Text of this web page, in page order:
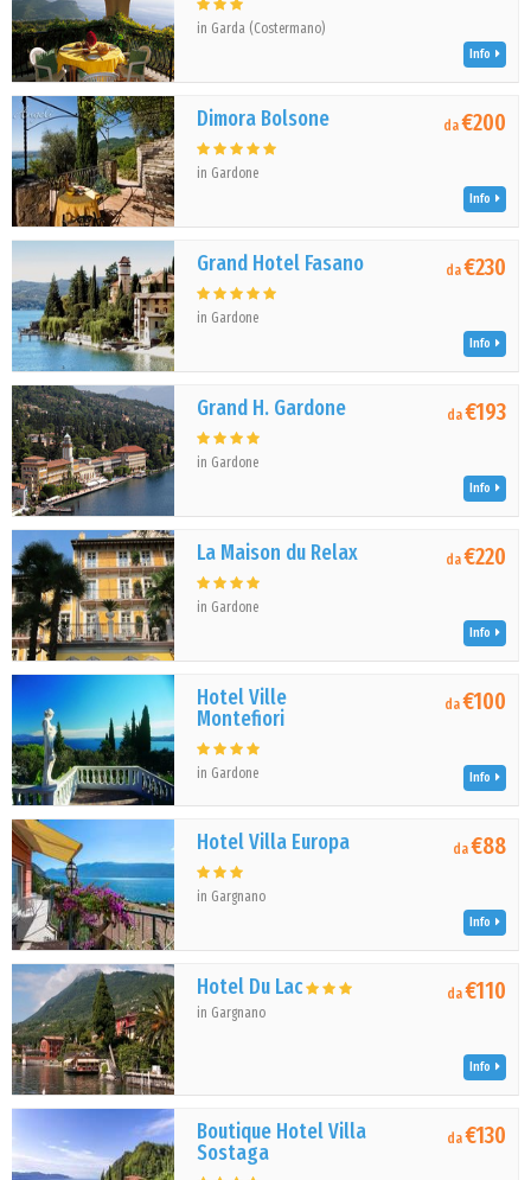
in Garda (Costermano)
Info
Dimora Bolsone
in Gardone
da€200
Info
Grand Hotel Fasano
in Gardone
da€230
Info
Grand H. Gardone
in Gardone
da€193
Info
La Maison du Relax
in Gardone
da€220
Info
Hotel Ville
Montefiori
in Gardone
da€100
Info
Hotel Villa Europa
in Gargnano
da€88
Info
Hotel Du Lac
in Gargnano
da€110
Info
Boutique Hotel Villa
Sostaga
da€130